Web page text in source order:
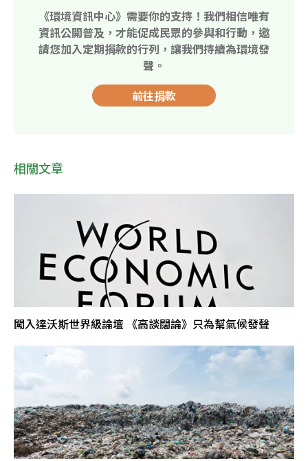
《環境資訊中心》需要你的支持！我們相信唯有
資訊公開普及，才能促成民眾的參與和行動，邀
請您加入定期捐款的行列，讓我們持續為環境發
聲。
前往捐款
相關文章
闖入達沃斯世界級論壇 《高談闊論》只為幫氣候發聲